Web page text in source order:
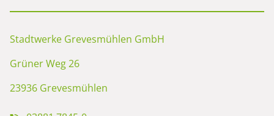
Stadtwerke Grevesmühlen GmbH
Grüner Weg 26
23936 Grevesmühlen